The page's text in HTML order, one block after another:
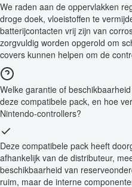
We raden aan de oppervlakken
droge doek, vloeistoffen te
batterijcontacten vrij zijn van
zorgvuldig worden opgerold om
covers kunnen helpen om de
Welke garantie of
deze compatibele pack, en hoe
Nintendo-controllers?
Deze compatibele pack heeft
afhankelijk van de distributeur,
beschikbaarheid van
ruim, maar de interne